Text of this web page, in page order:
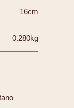
16cm
0.280kg